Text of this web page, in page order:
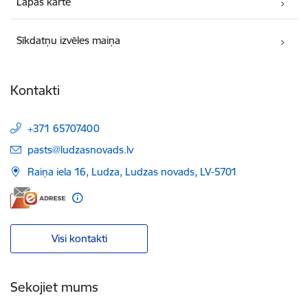
Sīkdatņu izvēles maiņa
Kontakti
+371 65707400
E-pasts:
pasts@ludzasnovads.lv
Raiņa iela 16, Ludza, Ludzas novads, LV-5701
Visi kontakti
Sekojiet mums